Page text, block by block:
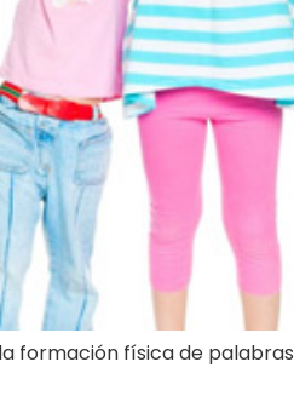
formación física de